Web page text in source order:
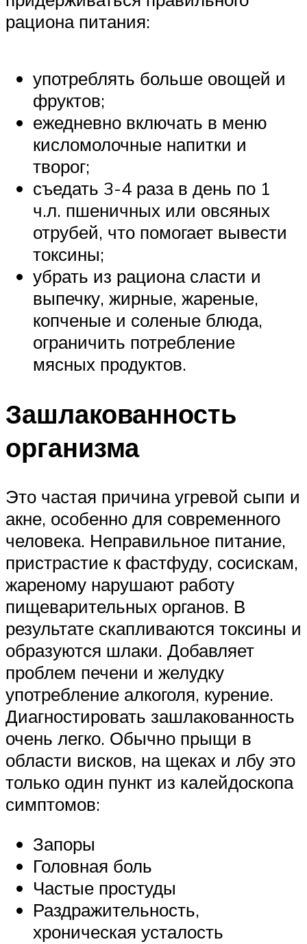
рациона питания:
употреблять больше овощей и
фруктов;
ежедневно включать в меню
кисломолочные напитки и
творог;
съедать 3-4 раза в день по 1
ч.л. пшеничных или овсяных
отрубей, что помогает вывести
токсины;
убрать из рациона сласти и
выпечку, жирные, жареные,
копченые и соленые блюда,
ограничить потребление
мясных продуктов.
Зашлакованность
организма
Это частая причина угревой сыпи и
акне, особенно для современного
человека. Неправильное питание,
пристрастие к фастфуду, сосискам,
жареному нарушают работу
пищеварительных органов. В
результате скапливаются токсины и
образуются шлаки. Добавляет
проблем печени и желудку
употребление алкоголя, курение.
Диагностировать зашлакованность
очень легко. Обычно прыщи в
области висков, на щеках и лбу это
только один пункт из калейдоскопа
симптомов:
Запоры
Головная боль
Частые простуды
Раздражительность,
хроническая усталость